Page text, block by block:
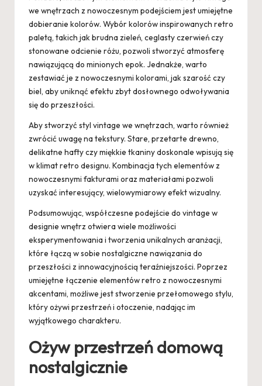
we wnętrzach z nowoczesnym podejściem jest umiejętne
dobieranie kolorów. Wybór kolorów inspirowanych retro
paletą, takich jak brudna zieleń, ceglasty czerwień czy
stonowane odcienie różu, pozwoli stworzyć atmosferę
nawiązującą do minionych epok. Jednakże, warto
zestawiać je z nowoczesnymi kolorami, jak szarość czy
biel, aby uniknąć efektu zbyt dosłownego odwoływania
się do przeszłości.
Aby stworzyć styl vintage we wnętrzach, warto również
zwrócić uwagę na tekstury. Stare, przetarte drewno,
delikatne hafty czy miękkie tkaniny doskonale wpisują się
w klimat retro designu. Kombinacja tych elementów z
nowoczesnymi fakturami oraz materiałami pozwoli
uzyskać interesujący, wielowymiarowy efekt wizualny.
Podsumowując, współczesne podejście do vintage w
designie wnętrz otwiera wiele możliwości
eksperymentowania i tworzenia unikalnych aranżacji,
które łączą w sobie nostalgiczne nawiązania do
przeszłości z innowacyjnością teraźniejszości. Poprzez
umiejętne łączenie elementów retro z nowoczesnymi
akcentami, możliwe jest stworzenie przełomowego stylu,
który ożywi przestrzeń i otoczenie, nadając im
wyjątkowego charakteru.
Ożyw przestrzeń domową
nostalgicznie